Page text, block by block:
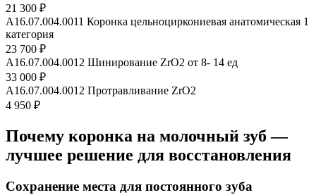
21 300 ₽
А16.07.004.0011 Коронка цельноциркониевая анатомическая 1
категория
23 700 ₽
А16.07.004.0012 Шинирование ZrO2 от 8- 14 ед
33 000 ₽
А16.07.004.0012 Протравливание ZrO2
4 950 ₽
Почему коронка на молочный зуб —
лучшее решение для восстановления
Сохранение места для постоянного зуба